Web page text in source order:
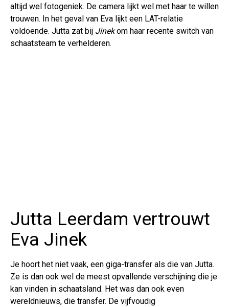
altijd wel fotogeniek. De camera lijkt wel met haar te willen
trouwen. In het geval van Eva lijkt een LAT-relatie
voldoende. Jutta zat bij Jinekom haar recente switch van
schaatsteam te verhelderen.
Jutta Leerdam vertrouwt
Eva Jinek
Je hoort het niet vaak, een giga-transfer als die van Jutta.
Ze is dan ook wel de meest opvallende verschijning die je
kan vinden in schaatsland. Het was dan ook even
wereldnieuws, die transfer. De vijfvoudig